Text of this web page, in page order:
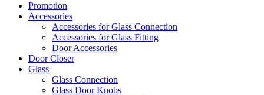
Promotion
Accessories
Accessories for Glass Connection
Accessories for Glass Fitting
Door Accessories
Door Closer
Glass
Glass Connection
Glass Door Knobs